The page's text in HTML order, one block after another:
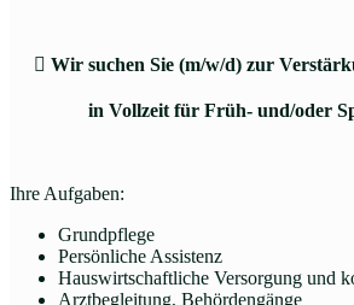
 Wir suchen Sie (m/w/d) zur
in Vollzeit für Früh- und/oder
Ihre Aufgaben:
Grundpflege
Persönliche Assistenz
Hauswirtschaftliche Versorgung und
Arztbegleitung, Behördengänge